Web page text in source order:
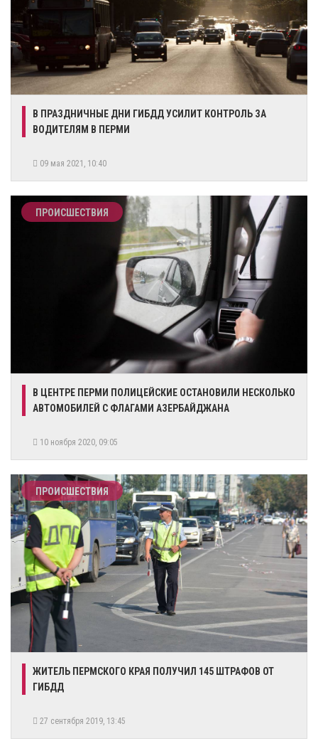
В ПРАЗДНИЧНЫЕ ДНИ ГИБДД УСИЛИТ КОНТРОЛЬ ЗА
ВОДИТЕЛЯМ В ПЕРМИ
09 мая 2021, 10:40
ПРОИСШЕСТВИЯ
В ЦЕНТРЕ ПЕРМИ ПОЛИЦЕЙСКИЕ ОСТАНОВИЛИ НЕСКОЛЬКО
АВТОМОБИЛЕЙ С ФЛАГАМИ АЗЕРБАЙДЖАНА
10 ноября 2020, 09:05
ПРОИСШЕСТВИЯ
ЖИТЕЛЬ ПЕРМСКОГО КРАЯ ПОЛУЧИЛ 145 ШТРАФОВ ОТ
ГИБДД
27 сентября 2019, 13:45